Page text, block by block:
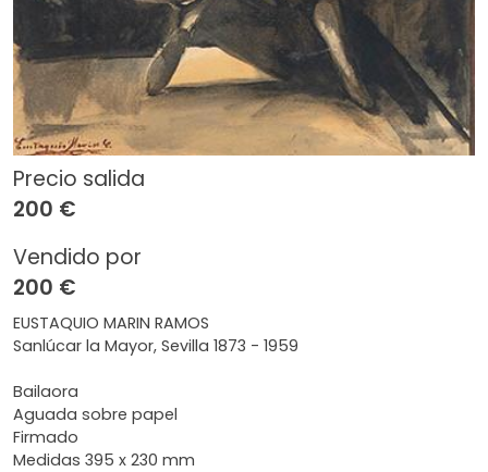
Precio salida
200 €
Vendido por
200 €
EUSTAQUIO MARIN RAMOS
Sanlúcar la Mayor, Sevilla 1873 - 1959
Bailaora
Aguada sobre papel
Firmado
Medidas 395 x 230 mm